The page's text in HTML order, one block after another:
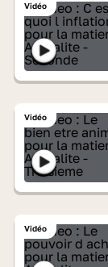
Vidéo
Vidéo
Vidéo